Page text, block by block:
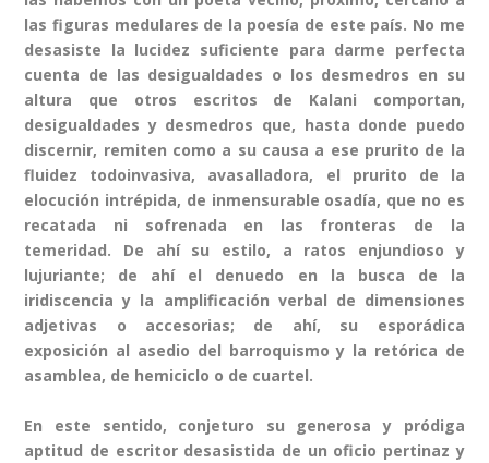
las figuras medulares de la poesía de este país. No me
desasiste la lucidez suficiente para darme perfecta
cuenta de las desigualdades o los desmedros en su
altura que otros escritos de Kalani comportan,
desigualdades y desmedros que, hasta donde puedo
discernir, remiten como a su causa a ese prurito de la
fluidez todoinvasiva, avasalladora, el prurito de la
elocución intrépida, de inmensurable osadía, que no es
recatada ni sofrenada en las fronteras de la
temeridad. De ahí su estilo, a ratos enjundioso y
lujuriante; de ahí el denuedo en la busca de la
iridiscencia y la amplificación verbal de dimensiones
adjetivas o accesorias; de ahí, su esporádica
exposición al asedio del barroquismo y la retórica de
asamblea, de hemiciclo o de cuartel.
En este sentido, conjeturo su generosa y pródiga
aptitud de escritor desasistida de un oficio pertinaz y